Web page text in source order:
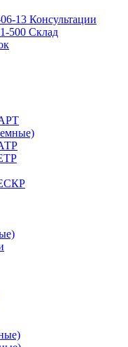
13 Консультации
500 Склад